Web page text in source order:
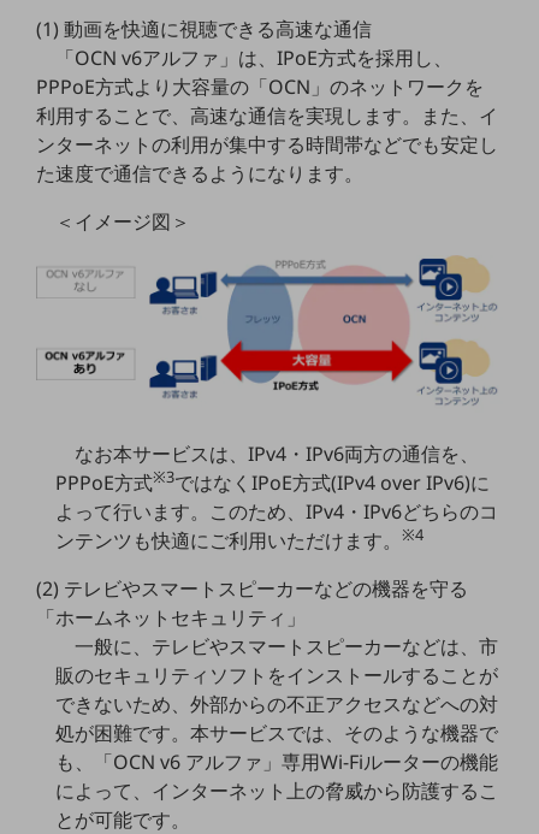
業務支援・マーケティング
災害対策・BCP
課題・ニーズで探す
課題・ニーズで探すTOP
コミュニケーション・情報共有
地域共創・地方創生
顧客体験（CX）改善
自動化・省電化
人材不足解消
業種・業態で探す
業種・業態で探すTOP
一次産業
医療・介護
(1) 動画を快適に視聴できる高速な通信
「OCN v6アルファ」は、IPoE方式を採用し、
PPPoE方式より大容量の「OCN」のネットワークを
利用することで、高速な通信を実現します。また、イ
ンターネットの利用が集中する時間帯などでも安定し
た速度で通信できるようになります。
＜イメージ図＞
なお本サービスは、IPv4・IPv6両方の通信を、
PPPoE方式※3ではなくIPoE方式(IPv4 over IPv6)に
よって行います。このため、IPv4・IPv6どちらのコ
ンテンツも快適にご利用いただけます。※4
(2) テレビやスマートスピーカーなどの機器を守る
「ホームネットセキュリティ」
一般に、テレビやスマートスピーカーなどは、市
販のセキュリティソフトをインストールすることが
できないため、外部からの不正アクセスなどへの対
処が困難です。本サービスでは、そのような機器で
も、「OCN v6 アルファ」専用Wi-Fiルーターの機能
によって、インターネット上の脅威から防護するこ
とが可能です。